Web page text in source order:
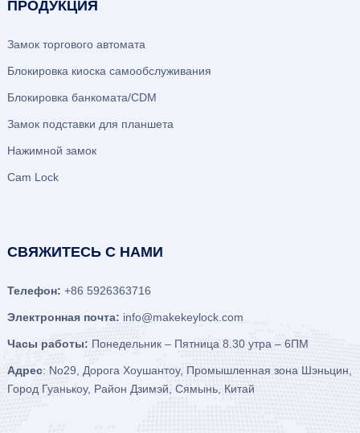
ПРОДУКЦИЯ
Замок торгового автомата
Блокировка киоска самообслуживания
Блокировка банкомата/CDM
Замок подставки для планшета
Нажимной замок
Cam Lock
СВЯЖИТЕСЬ С НАМИ
Телефон: +86 5926363716
Электронная почта: info@makekeylock.com
Часы работы: Понедельник – Пятница 8.30 утра – 6ПМ
Адрес: No29, Дорога Хоушантоу, Промышленная зона Шэньцин,
Город Гуанькоу, Район Дзимэй, Сямынь, Китай